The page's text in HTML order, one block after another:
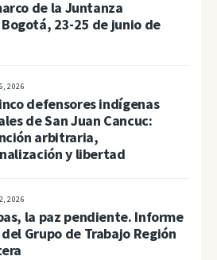
de la Juntanza
23-25 de junio de
2026
defensores indígenas
de San Juan Cancuc:
arbitraria,
y libertad
2026
la paz pendiente. Informe
Grupo de Trabajo Región